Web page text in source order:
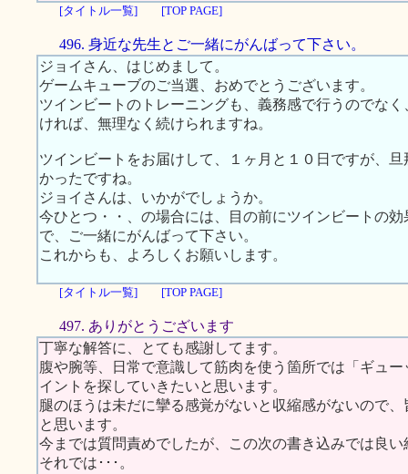
[タイトル一覧] [TOP PAGE]
496. 身近な先生とご一緒にがんばって下さい。
ジョイさん、はじめまして。
ゲームキューブのご当選、おめでとうございます。
ツインビートのトレーニングも、義務感で行うのでな
ければ、無理なく続けられますね。
ツインビートをお届けして、１ヶ月と１０日ですが、
かったですね。
ジョイさんは、いかがでしょうか。
今ひとつ・・、の場合には、目の前にツインビートの
で、ご一緒にがんばって下さい。
これからも、よろしくお願いします。
[タイトル一覧] [TOP PAGE]
497. ありがとうございます
丁寧な解答に、とても感謝してます。
腹や腕等、日常で意識して筋肉を使う箇所では「ギュ
イントを探していきたいと思います。
腿のほうは未だに攣る感覚がないと収縮感がないので
と思います。
今までは質問責めでしたが、この次の書き込みでは良
それでは･･･。